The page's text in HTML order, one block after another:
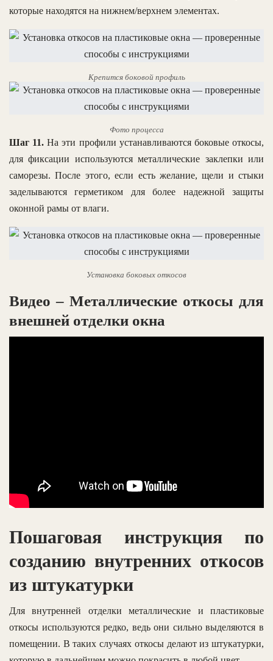
которые находятся на нижнем/верхнем элементах.
Крепится боковой профиль
Фото процесса
Шаг 11. На эти профили устанавливаются боковые откосы,
для фиксации используются металлические заклепки или
саморезы. После этого, если есть желание, щели и стыки
заделываются герметиком для более надежной защиты
оконной рамы от влаги.
Установка боковых откосов
Видео – Металлические откосы для
внешней отделки окна
Пошаговая инструкция по
созданию внутренних откосов
из штукатурки
Для внутренней отделки металлические и пластиковые
откосы используются редко, ведь они сильно выделяются в
помещении. В таких случаях откосы делают из штукатурки,